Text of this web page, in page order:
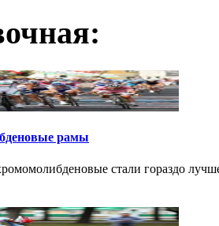
рамы
стали гораздо